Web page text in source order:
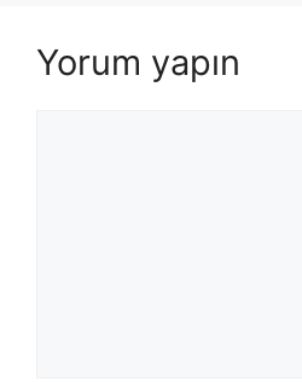
Yorum yapın